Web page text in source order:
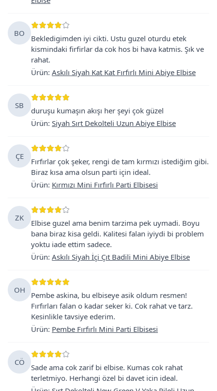
BO
Bekledigimden iyi cikti. Ustu guzel oturdu etek
kismindaki firfirlar da cok hos bi hava katmis. Şık ve
rahat.
Ürün: Askılı Siyah Kat Kat Fırfırlı Mini Abiye Elbise
SB
duruşu kumaşın akışı her şeyi çok güzel
Ürün: Siyah Sırt Dekolteli Uzun Abiye Elbise
ÇE
Fırfırlar çok şeker, rengi de tam kırmızı istediğim gibi.
Biraz kısa ama olsun parti için ideal.
Ürün: Kırmızı Mini Fırfırlı Parti Elbisesi
ZK
Elbise guzel ama benim tarzima pek uymadi. Boyu
bana biraz kisa geldi. Kalitesi falan iyiydi bi problem
yoktu iade ettim sadece.
Ürün: Askılı Siyah İçi Çıt Badili Mini Abiye Elbise
OH
Pembe askina, bu elbiseye asik oldum resmen!
Fırfırları falan o kadar seker ki. Cok rahat ve tarz.
Kesinlikle tavsiye ederim.
Ürün: Pembe Fırfırlı Mini Parti Elbisesi
CÖ
Sade ama cok zarif bi elbise. Kumas cok rahat
terletmiyo. Herhangi özel bi davet icin ideal.